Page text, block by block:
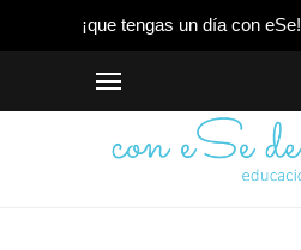
¡que tengas un día con eSe!